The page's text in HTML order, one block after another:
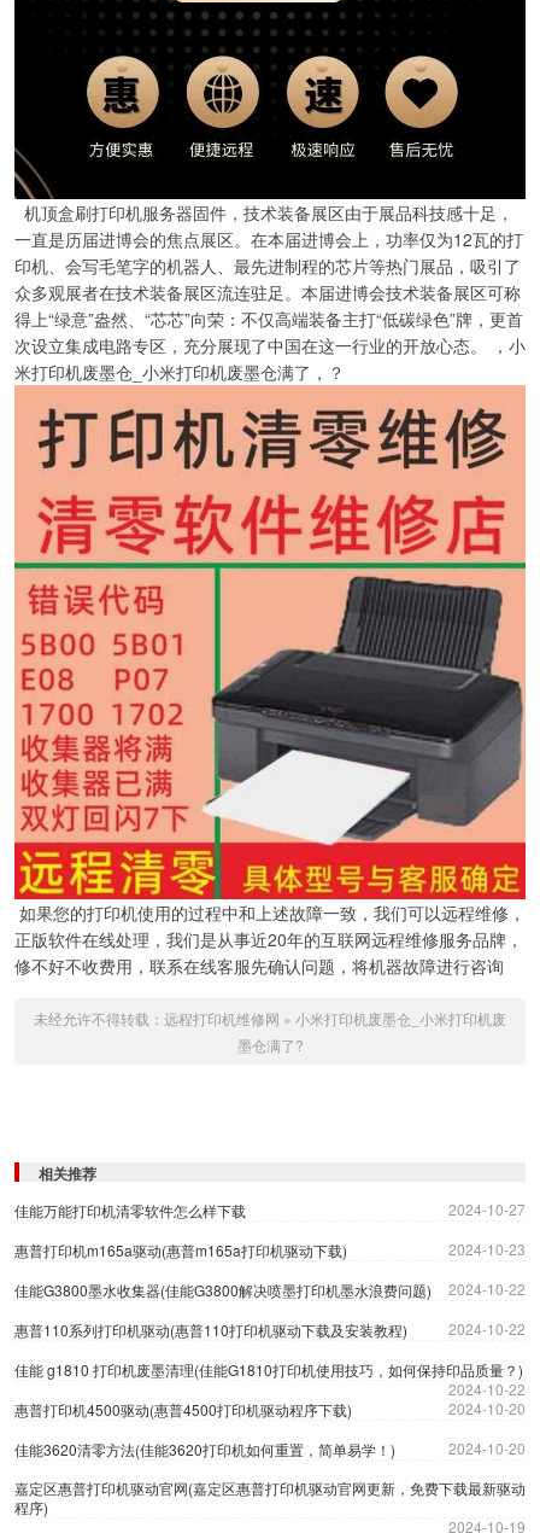
机顶盒刷打印机服务器固件，技术装备展区由于展品科技感十足，
一直是历届进博会的焦点展区。在本届进博会上，功率仅为12瓦的打
印机、会写毛笔字的机器人、最先进制程的芯片等热门展品，吸引了
众多观展者在技术装备展区流连驻足。本届进博会技术装备展区可称
得上“绿意”盎然、“芯芯”向荣：不仅高端装备主打“低碳绿色”牌，更首
次设立集成电路专区，充分展现了中国在这一行业的开放心态。 ，小
米打印机废墨仓_小米打印机废墨仓满了，？
如果您的打印机使用的过程中和上述故障一致，我们可以远程维修，
正版软件在线处理，我们是从事近20年的互联网远程维修服务品牌，
修不好不收费用，联系在线客服先确认问题，将机器故障进行咨询
未经允许不得转载： 远程打印机维修网 » 小米打印机废墨仓_小米打印机废
墨仓满了?
相关推荐
佳能万能打印机清零软件怎么样下载
2024-10-27
惠普打印机m165a驱动(惠普m165a打印机驱动下载)
2024-10-23
佳能G3800墨水收集器(佳能G3800解决喷墨打印机墨水浪费问题)
2024-10-22
惠普110系列打印机驱动(惠普110打印机驱动下载及安装教程)
2024-10-22
佳能 g1810 打印机废墨清理(佳能G1810打印机使用技巧，如何保持印品质量？)
2024-10-22
惠普打印机4500驱动(惠普4500打印机驱动程序下载)
2024-10-20
佳能3620清零方法(佳能3620打印机如何重置，简单易学！)
2024-10-20
嘉定区惠普打印机驱动官网(嘉定区惠普打印机驱动官网更新，免费下载最新驱动
程序)
2024-10-19